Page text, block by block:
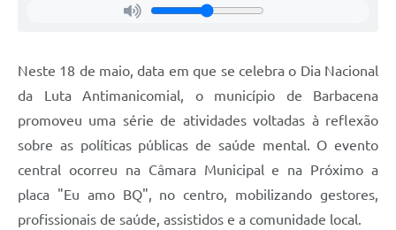
Telefones Úteis
Transparência
Neste 18 de maio, data em que se celebra o Dia Nacional
da Luta Antimanicomial, o município de Barbacena
promoveu uma série de atividades voltadas à reflexão
sobre as políticas públicas de saúde mental. O evento
central ocorreu na Câmara Municipal e na Próximo a
placa "Eu amo BQ", no centro, mobilizando gestores,
profissionais de saúde, assistidos e a comunidade local.